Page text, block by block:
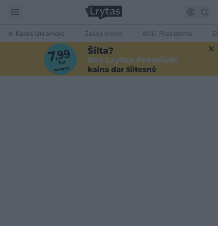
Karas Ukrainoje Žalioji erdvė Ačiū, Prezidente